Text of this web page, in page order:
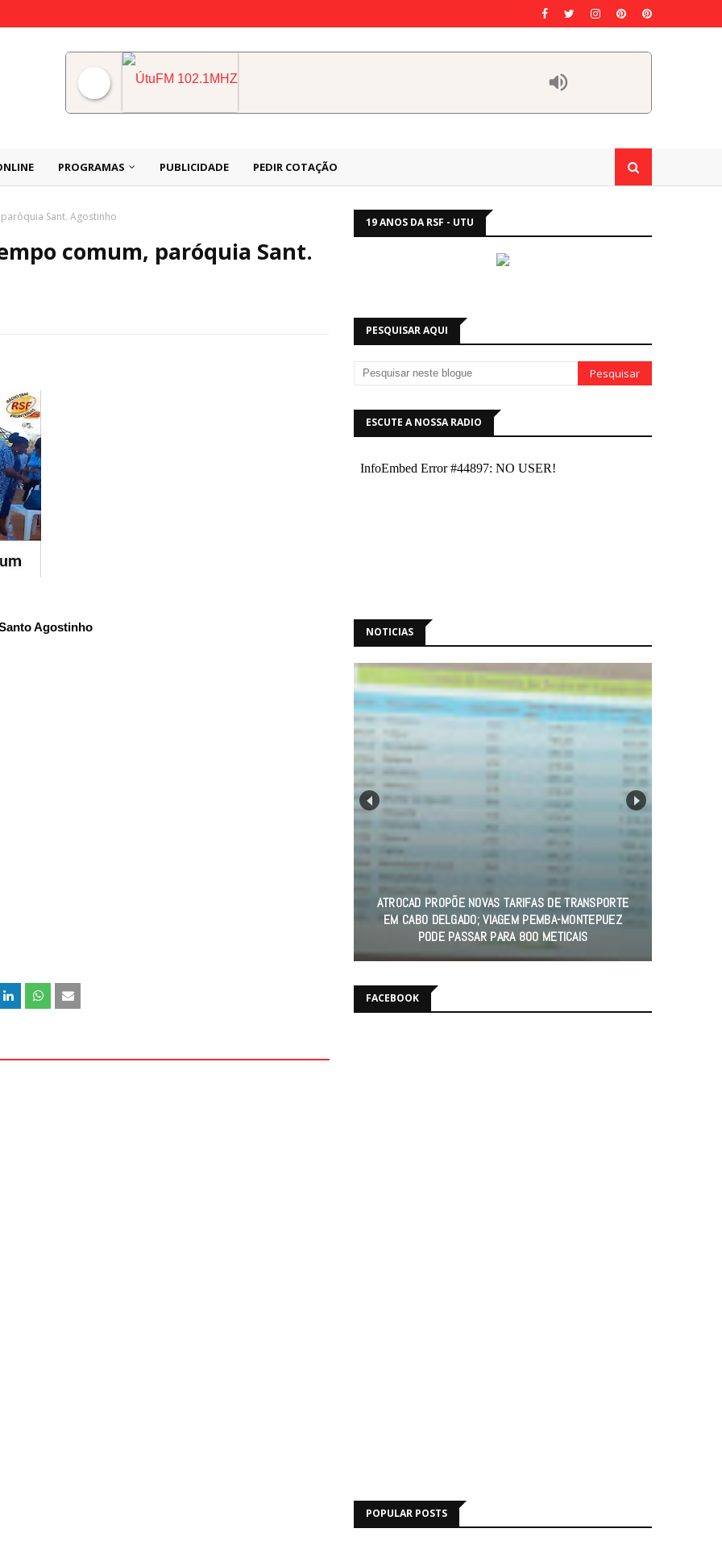
PROGRAMAS PUBLICIDADE PEDIR COTAÇÃO
Sant. Agostinho
comum, paróquia Sant.
Agostinho
19 ANOS DA RSF - UTU
PESQUISAR AQUI
ESCUTE A NOSSA RADIO
NOTICIAS
ATROCAD PROPÕE NOVAS TARIFAS DE TRANSPORTE
EM CABO DELGADO; VIAGEM PEMBA-MONTEPUEZ
PODE PASSAR PARA 800 METICAIS
FACEBOOK
POPULAR POSTS